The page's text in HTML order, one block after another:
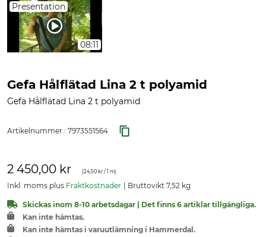
Presentation
08:11
Gefa Hålflätad Lina 2 t polyamid
Gefa Hålflätad Lina 2 t polyamid
Artikelnummer.: 7973551564
2 450,00 kr (24,50 kr / 1 m)
Inkl. moms plus Fraktkostnader Bruttovikt 7,52 kg
Skickas inom 8-10 arbetsdagar | Det finns 6 artiklar tillgängliga.
Kan inte hämtas.
Kan inte hämtas i varuutlämning i Hammerdal.